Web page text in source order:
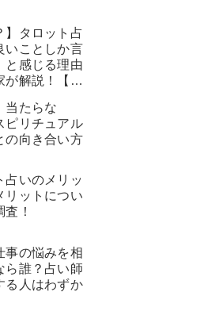
】タロット占
いことしか言
と感じる理由
が解説！【星
当たらな
ピリチュアル
の向き合い方
占いのメリッ
リットについ
！
事の悩みを相
ら誰？占い師
る人はわずか